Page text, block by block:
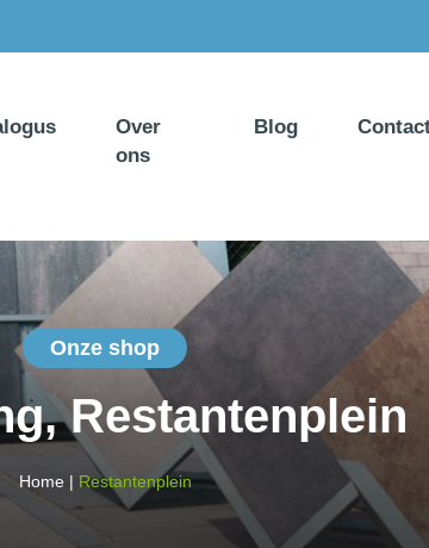
Over
ons
Blog
Onze shop
Restantenplein
Home| Restantenplein